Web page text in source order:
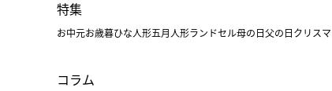
特集
お中元お歳暮ひな人形五月人形ランドセル母の日父の日クリス
コラム